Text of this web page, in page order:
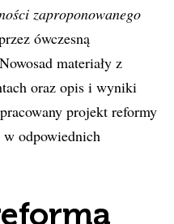
zaproponowanego
ówczesną
materiały z
oraz opis i wyniki
projekt reformy
odpowiednich